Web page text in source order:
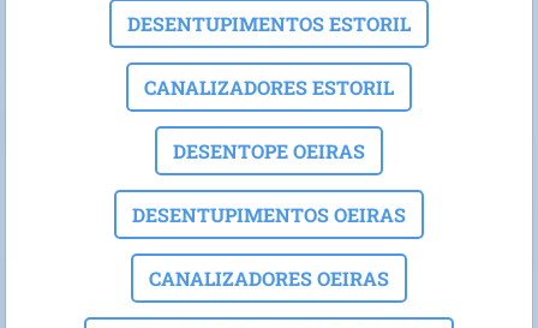
DESENTUPIMENTOS ESTORIL
CANALIZADORES ESTORIL
DESENTOPE OEIRAS
DESENTUPIMENTOS OEIRAS
CANALIZADORES OEIRAS